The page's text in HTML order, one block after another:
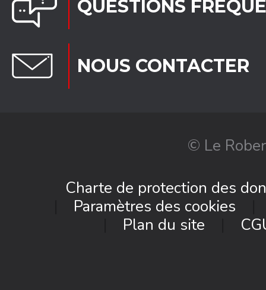
QUESTIONS
NOUS CONTACTER
© Le
Charte de protection des
Paramètres des cookies
Plan du site